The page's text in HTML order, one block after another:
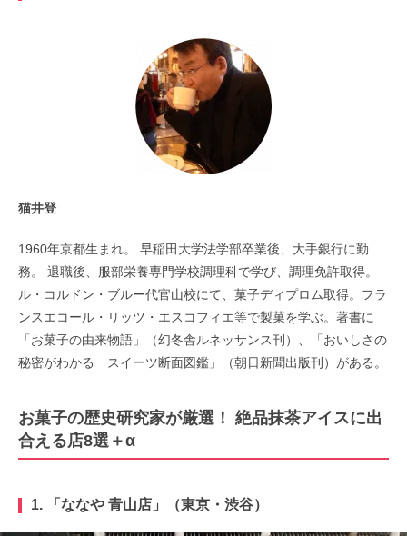
猫井登
1960年京都生まれ。 早稲田大学法学部卒業後、大手銀行に勤
務。 退職後、服部栄養専門学校調理科で学び、調理免許取得。
ル・コルドン・ブルー代官山校にて、菓子ディプロム取得。フラ
ンスエコール・リッツ・エスコフィエ等で製菓を学ぶ。著書に
「お菓子の由来物語」（幻冬舎ルネッサンス刊）、「おいしさの
秘密がわかる スイーツ断面図鑑」（朝日新聞出版刊）がある。
お菓子の歴史研究家が厳選！ 絶品抹茶アイスに出
合える店8選＋α
1. 「ななや 青山店」（東京・渋谷）